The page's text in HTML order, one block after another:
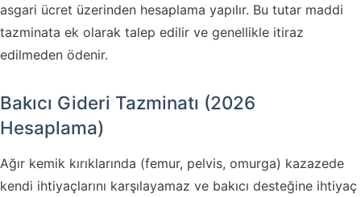
asgari ücret üzerinden hesaplama yapılır. Bu tutar maddi
tazminata ek olarak talep edilir ve genellikle itiraz
edilmeden ödenir.
Bakıcı Gideri Tazminatı (2026
Hesaplama)
Ağır kemik kırıklarında (femur, pelvis, omurga) kazazede
kendi ihtiyaçlarını karşılayamaz ve bakıcı desteğine ihtiyaç